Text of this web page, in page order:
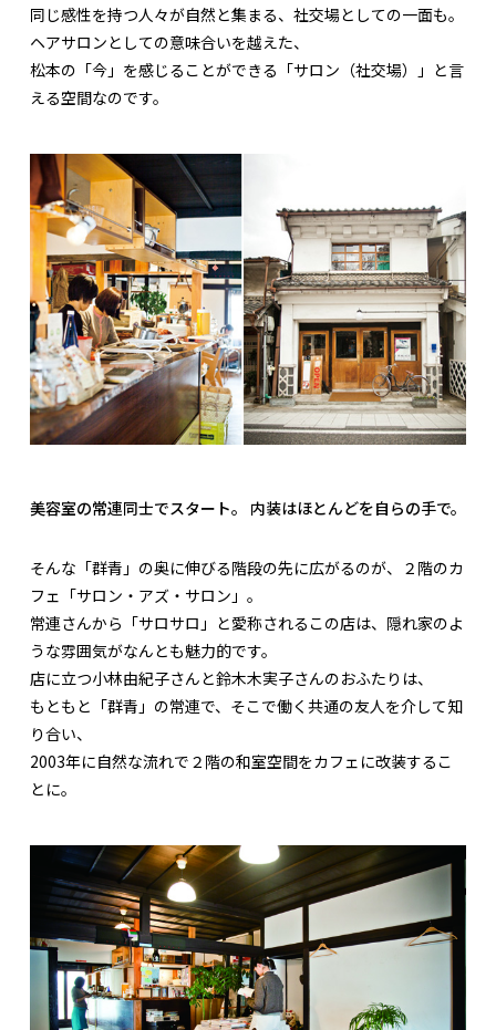
同じ感性を持つ人々が自然と集まる、社交場としての一面も。
ヘアサロンとしての意味合いを越えた、
松本の「今」を感じることができる「サロン（社交場）」と言
える空間なのです。
美容室の常連同士でスタート。 内装はほとんどを自らの手で。
そんな「群青」の奥に伸びる階段の先に広がるのが、２階のカ
フェ「サロン・アズ・サロン」。
常連さんから「サロサロ」と愛称されるこの店は、隠れ家のよ
うな雰囲気がなんとも魅力的です。
店に立つ小林由紀子さんと鈴木木実子さんのおふたりは、
もともと「群青」の常連で、そこで働く共通の友人を介して知
り合い、
2003年に自然な流れで２階の和室空間をカフェに改装するこ
とに。